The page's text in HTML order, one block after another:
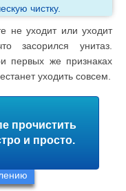
чистку.
не уходит или уходит
засорился унитаз.
первых же признаках
уходить совсем.
прочистить
и просто.